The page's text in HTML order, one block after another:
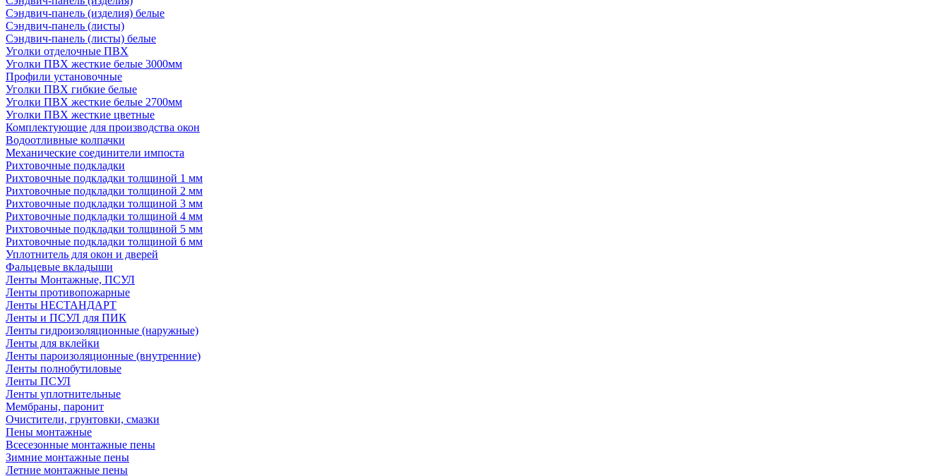
Сэндвич-панель (изделия) белые
Сэндвич-панель (листы)
Сэндвич-панель (листы) белые
Уголки отделочные ПВХ
Уголки ПВХ жесткие белые 3000мм
Профили установочные
Уголки ПВХ гибкие белые
Уголки ПВХ жесткие белые 2700мм
Уголки ПВХ жесткие цветные
Комплектующие для производства окон
Водоотливные колпачки
Механические соединители импоста
Рихтовочные подкладки
Рихтовочные подкладки толщиной 1 мм
Рихтовочные подкладки толщиной 2 мм
Рихтовочные подкладки толщиной 3 мм
Рихтовочные подкладки толщиной 4 мм
Рихтовочные подкладки толщиной 5 мм
Рихтовочные подкладки толщиной 6 мм
Уплотнитель для окон и дверей
Фальцевые вкладыши
Ленты Монтажные, ПСУЛ
Ленты противопожарные
Ленты НЕСТАНДАРТ
Ленты и ПСУЛ для ПИК
Ленты гидроизоляционные (наружные)
Ленты для вклейки
Ленты пароизоляционные (внутренние)
Ленты полнобутиловые
Ленты ПСУЛ
Ленты уплотнительные
Мембраны, паронит
Очистители, грунтовки, смазки
Пены монтажные
Всесезонные монтажные пены
Зимние монтажные пены
Летние монтажные пены